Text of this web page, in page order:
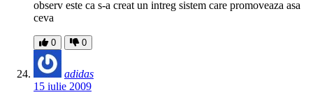
observ este ca s-a creat un intreg sistem care promoveaza asa
ceva
0 0
adidas
15 iulie 2009